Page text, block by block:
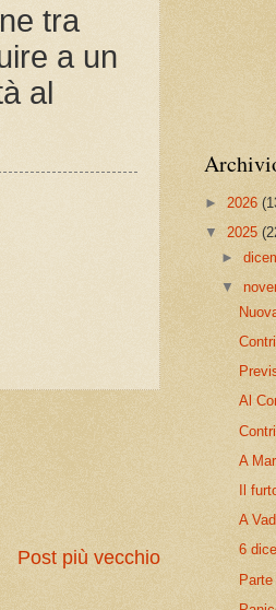
tra
a un
al
Post più vecchio
► 2026
▼ 2025
►
▼
Al
A
Il
A
6